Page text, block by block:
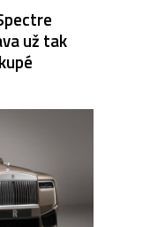
už tak